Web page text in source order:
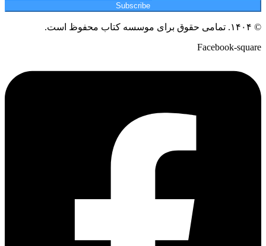
Subscribe
© ۱۴۰۴. تمامی حقوق برای موسسه کتاب محفوظ است.
Facebook-square